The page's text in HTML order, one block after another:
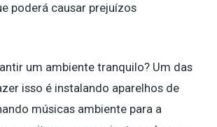
poderá causar prejuízos
um ambiente tranquilo? Um das
isso é instalando aparelhos de
músicas ambiente para a